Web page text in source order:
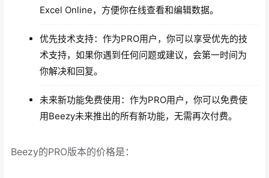
Excel Online，方便你在线查看和编辑数据。
优先技术支持：作为PRO用户，你可以享受优先的技
术支持，如果你遇到任何问题或建议，会第一时间为
你解决和回复。
未来新功能免费使用：作为PRO用户，你可以免费使
用Beezy未来推出的所有新功能，无需再次付费。
Beezy的PRO版本的价格是：